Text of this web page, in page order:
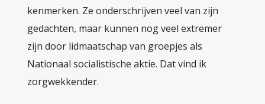
kenmerken. Ze onderschrijven veel van zijn
gedachten, maar kunnen nog veel extremer
zijn door lidmaatschap van groepjes als
Nationaal socialistische aktie. Dat vind ik
zorgwekkender.